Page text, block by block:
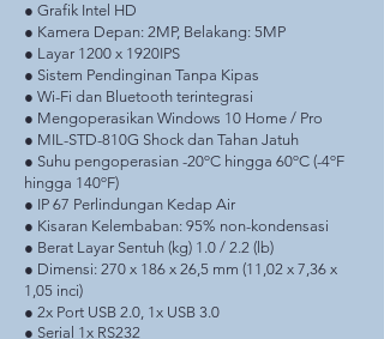
● Grafik Intel HD
● Kamera Depan: 2MP, Belakang: 5MP
● Layar 1200 x 1920IPS
● Sistem Pendinginan Tanpa Kipas
● Wi-Fi dan Bluetooth terintegrasi
● Mengoperasikan Windows 10 Home / Pro
● MIL-STD-810G Shock dan Tahan Jatuh
● Suhu pengoperasian -20ºC hingga 60ºC (-4ºF
hingga 140ºF)
● IP 67 Perlindungan Kedap Air
● Kisaran Kelembaban: 95% non-kondensasi
● Berat Layar Sentuh (kg) 1.0 / 2.2 (lb)
● Dimensi: 270 x 186 x 26,5 mm (11,02 x 7,36 x
1,05 inci)
● 2x Port USB 2.0, 1x USB 3.0
● Serial 1x RS232